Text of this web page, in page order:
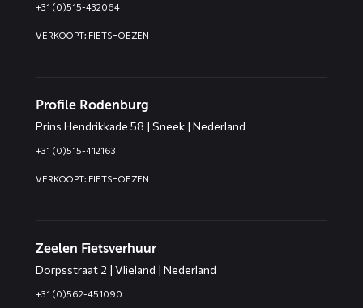
+31 (0)515-432064
VERKOOPT: FIETSHOEZEN
Profile Rodenburg
Prins Hendrikkade 58 | Sneek | Nederland
+31 (0)515-412163
VERKOOPT: FIETSHOEZEN
Zeelen Fietsverhuur
Dorpsstraat 2 | Vlieland | Nederland
+31 (0)562-451090